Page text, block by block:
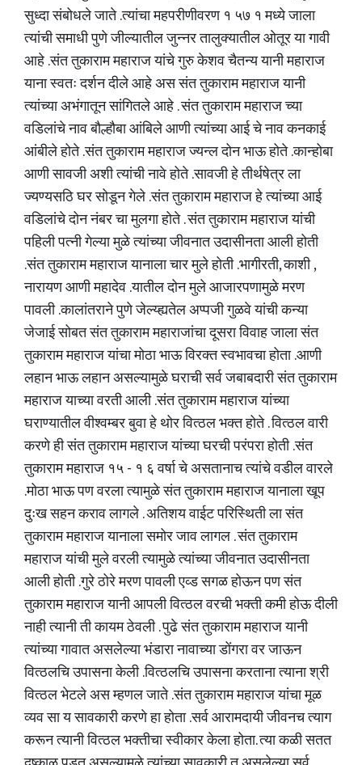
सुध्दा संबोधले जाते .त्यांचा महपरीणीवरण १ ५७ १ मध्ये जाला
त्यांची समाधी पुणे जील्यातील जुन्नर तालुक्यातील ओतूर या गावी
आहे .संत तुकाराम महाराज यांचे गुरु केशव चैतन्य यानी महाराज
याना स्वतः दर्शन दीले आहे अस संत तुकाराम महाराज यानी
त्यांच्या अभंगातून सांगितले आहे . संत तुकाराम महाराज च्या
वडिलांचे नाव बौल्हौबा आंबिले आणी त्यांच्या आई चे नाव कनकाई
आंबीले होते .संत तुकाराम महाराज ज्यन्ल दोन भाऊ होते .कान्होबा
आणी सावजी अशी त्यांची नावे होते .सावजी हे तीर्थषेत्र ला
ज्यण्यसठि घर सोडून गेले .संत तुकाराम महाराज हे त्यांच्या आई
वडिलांचे दोन नंबर चा मुलगा होते . संत तुकाराम महाराज यांची
पहिली पत्नी गेल्या मुळे त्यांच्या जीवनात उदासीनता आली होती
.संत तुकाराम महाराज यानाला चार मुले होती .भागीरती, काशी ,
नारायण आणी महादेव .यातील दोन मुले आजारपणामुळे मरण
पावली .कालांतराने पुणे जेल्य्ह्यतेल अप्पजी गुळवे यांची कन्या
जेजाई सोबत संत तुकाराम महाराजांचा दूसरा विवाह जाला संत
तुकाराम महाराज यांचा मोठा भाऊ विरक्त स्वभावचा होता .आणी
लहान भाऊ लहान असल्यामुळे घराची सर्व जबाबदारी संत तुकाराम
महाराज याच्या वरती आली .संत तुकाराम महाराज यांच्या
घराण्यातील वीश्वम्बर बुवा हे थोर वित्ठल भक्त होते . वित्ठल वारी
करणे ही संत तुकाराम महाराज यांच्या घरची परंपरा होती .संत
तुकाराम महाराज १५ - १ ६ वर्षा चे असतानाच त्यांचे वडील वारले
.मोठा भाऊ पण वरला त्यामुळे संत तुकाराम महाराज यानाला खूप
दुःख सहन कराव लागले . अतिशय वाईट परिस्थिती ला संत
तुकाराम महाराज यानाला समोर जाव लागल . संत तुकाराम
महाराज यांची मुले वरली त्यामुळे त्यांच्या जीवनात उदासीनता
आली होती .गुरे ठोरे मरण पावली एव्ड सगळ होऊन पण संत
तुकाराम महाराज यानी आपली वित्ठल वरची भक्ती कमी होऊ दीली
नाही त्यानी ती कायम ठेवली . पुढे संत तुकाराम महाराज यानी
त्यांच्या गावात असलेल्या भंडारा नावाच्या डोंगरा वर जाऊन
वित्ठलचि उपासना केली .वित्ठलचि उपासना करताना त्याना श्री
वित्ठल भेटले अस म्हणल जाते .संत तुकाराम महाराज यांचा मूळ
व्यव सा य सावकारी करणे हा होता .सर्व आरामदायी जीवनच त्याग
करून त्यानी वित्ठल भक्तीचा स्वीकार केला होता. त्या कळी सतत